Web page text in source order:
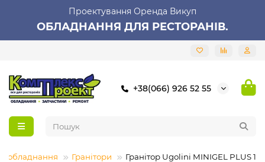
Проектування Оренда Викуп
ОБЛАДНАННЯ ДЛЯ РЕСТОРАНІВ.
+38(066) 926 52 55
обладнання Гранітори Гранітор Ugolini MINIGEL PLUS 1